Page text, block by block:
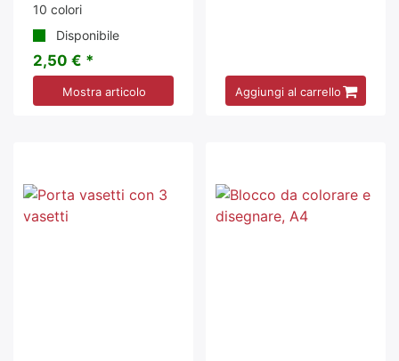
10 colori
Disponibile
2,50 € *
Mostra articolo Aggiungi al carrello